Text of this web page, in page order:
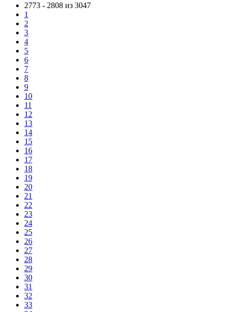
2773 - 2808 из 3047
1
2
3
4
5
6
7
8
9
10
11
12
13
14
15
16
17
18
19
20
21
22
23
24
25
26
27
28
29
30
31
32
33